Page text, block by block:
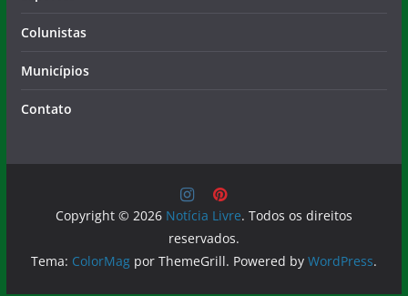
Municípios
Contato
Copyright © 2026Notícia Livre. Todos os direitos
reservados.
Tema:ColorMag por ThemeGrill. Powered byWordPress